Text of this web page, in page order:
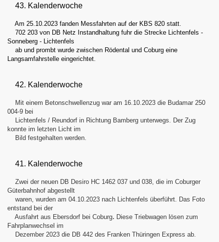
43. Kalenderwoche
Am 25.10.2023 fanden Messfahrten auf der KBS 820 statt.
702 203 von DB Netz Instandhaltung fuhr die Strecke Lichtenfels -
Sonneberg - Lichtenfels
ab und prombt wurde zwischen Rödental und Coburg eine
Langsamfahrstelle eingerichtet.
42. Kalenderwoche
Mit einem Betonschwellenzug war am 16.10.2023 die Budamar 250
004-9 bei
Lichtenfels / Reundorf in Richtung Bamberg unterwegs. Der Zug
konnte im letzten Licht im
Bild festgehalten werden.
41. Kalenderwoche
Zwei der neuen DB Desiro HC 1462 037 und 038, die im Coburger
Güterbahnhof abgestellt
waren, wurden am 04.10.2023 nach Lichtenfels überführt. Das Foto
entstand bei der
Ausfahrt aus Ebersdorf bei Coburg. Diese Triebwagen lösen zum
Fahrplanwechsel im
Dezember 2023 die DB 442 des Franken Thüringen Express ab.